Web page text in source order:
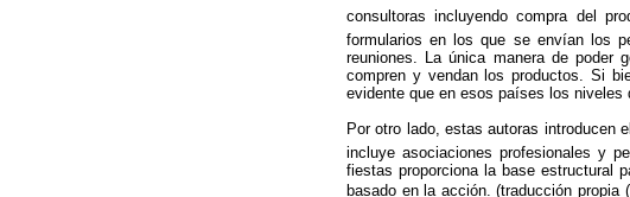
consultoras incluyendo compra del
formularios en los que se envían los
reuniones. La única manera de poder
compren y vendan los productos. Si
evidente que en esos países los niveles
Por otro lado, estas autoras introducen
incluye asociaciones profesionales y
fiestas proporciona la base estructural
basado en la acción. (traducción